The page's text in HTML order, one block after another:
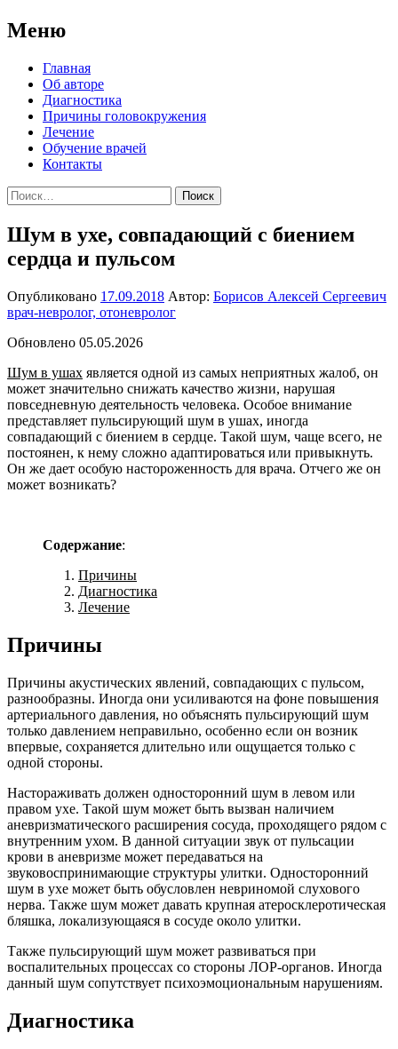
Меню
Перейти
содержимому
Главная
Об авторе
Диагностика
Причины головокружения
Лечение
Обучение врачей
Контакты
Найти:
Шум в ухе, совпадающий с биением
сердца и пульсом
Опубликовано 17.09.2018 Автор: Борисов Алексей Сергеевич
врач-невролог, отоневролог
Обновлено 05.05.2026
Шум в ушах является одной из самых неприятных жалоб, он
может значительно снижать качество жизни, нарушая
повседневную деятельность человека. Особое внимание
представляет пульсирующий шум в ушах, иногда
совпадающий с биением в сердце. Такой шум, чаще всего, не
постоянен, к нему сложно адаптироваться или привыкнуть.
Он же дает особую настороженность для врача. Отчего же он
может возникать?
Содержание:
Причины
Диагностика
Лечение
Причины
Причины акустических явлений, совпадающих с пульсом,
разнообразны. Иногда они усиливаются на фоне повышения
артериального давления, но объяснять пульсирующий шум
только давлением неправильно, особенно если он возник
впервые, сохраняется длительно или ощущается только с
одной стороны.
Настораживать должен односторонний шум в левом или
правом ухе. Такой шум может быть вызван наличием
аневризматического расширения сосуда, проходящего рядом с
внутренним ухом. В данной ситуации звук от пульсации
крови в аневризме может передаваться на
звуковоспринимающие структуры улитки. Односторонний
шум в ухе может быть обусловлен невриномой слухового
нерва. Также шум может давать крупная атеросклеротическая
бляшка, локализующаяся в сосуде около улитки.
Также пульсирующий шум может развиваться при
воспалительных процессах со стороны ЛОР-органов. Иногда
данный шум сопутствует психоэмоциональным нарушениям.
Диагностика